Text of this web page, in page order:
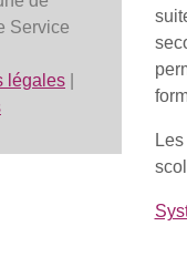
Service
légales